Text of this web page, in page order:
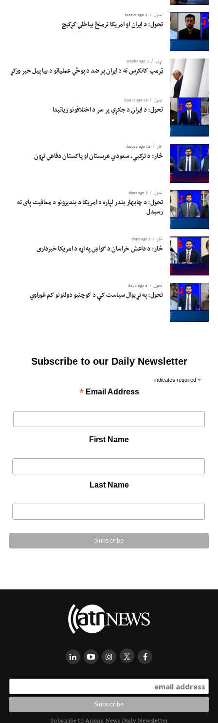
تحول 4 weeks ago
تحول: د ایران او امریکا ترمنځ بیاځلي کړکېچ
نړۍ 4 weeks ago
ټرمپ کانګرس ته د ایران پر ضد د پوځي عملیاتو د بیا پیل خبر ورکړ
تحول 13 hours ago
تحول: د ایران د جګړې پر سر د اختلافونو زیاتېدا
څار 14 hours ago
څار: د ترکیې، سعودي عربستان او پاکستان دفاعي تړون
تحول 3 days ago
تحول: د چابهار بندر لپاره د امریکا د بندیزونو د معافیت پای ته
رسېدل
څار 3 days ago
څار: د داعش خراسان د ګواښ په اړه د امریکا خبرداری
تحول 4 days ago
تحول: په نړیوال سیاست کې د کوچنیو دولتونو کم غوراوي
Subscribe to our Daily Newsletter
*
indicates required
Email Address
*
First Name
Last Name
Subscribe to Ariana News Daily Newsletter